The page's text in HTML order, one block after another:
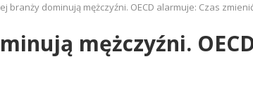
branży dominują mężczyźni. OECD alarmuje: Czas
mężczyźni.